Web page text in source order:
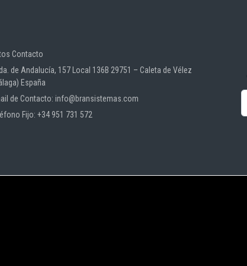
Contacto
de Andalucía, 157 Local 136B 29751 – Caleta de Vélez
España
de Contacto: info@bransistemas.com
Fijo: +34 951 731 572